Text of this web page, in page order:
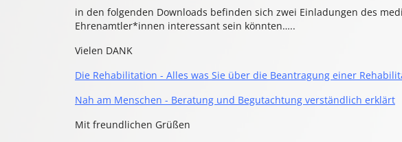
in den folgenden Downloads befinden sich zwei Einladungen des
Ehrenamtler*innen interessant sein könnten…..
Vielen DANK
Die Rehabilitation - Alles was Sie über die Beantragung einer
Nah am Menschen - Beratung und Begutachtung verständlich erklärt
Mit freundlichen Grüßen